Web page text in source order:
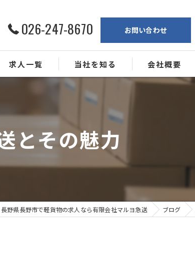
026-247-8670 お問い合わせ
求人一覧 当社を知る
ルート配送
業務委託
正社員
会社概要
とその魅力
長野県長野市で軽貨物の求人なら有限会社マルヨ急送 ブログ